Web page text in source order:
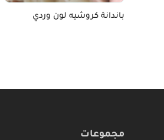
باندانة كروشيه لون وردي
مجموعات